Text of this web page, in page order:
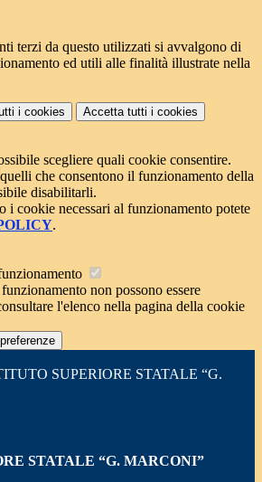
terzi da questo utilizzati si avvalgono di
ed utili alle finalità illustrate nella
i cookies Accetta tutti i cookies
scegliere quali cookie consentire.
che consentono il funzionamento della
disabilitarli.
i cookie necessari al funzionamento potete
.
non possono essere
l'elenco nella pagina della cookie
SUPERIORE STATALE “G.
STATALE “G. MARCONI”